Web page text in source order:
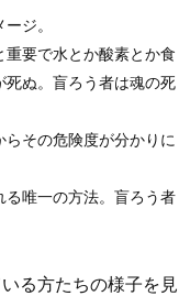
ジ。
要で水とか酸素とか食
ぬ。盲ろう者は魂の死
その危険度が分かりに
る唯一の方法。盲ろう者
る方たちの様子を見